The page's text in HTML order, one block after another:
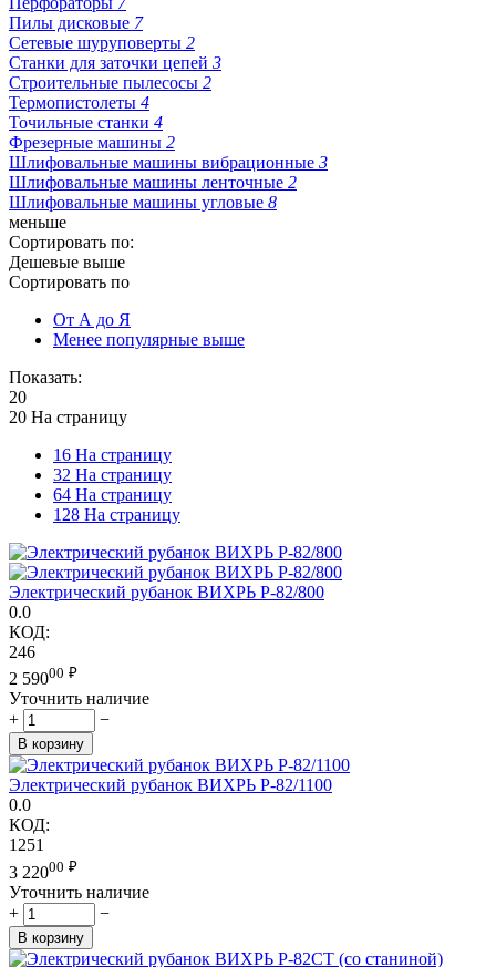
Пилы дисковые 7
Сетевые шуруповерты 2
Станки для заточки цепей 3
Строительные пылесосы 2
Термопистолеты 4
Точильные станки 4
Фрезерные машины 2
Шлифовальные машины вибрационные 3
Шлифовальные машины ленточные 2
Шлифовальные машины угловые 8
меньше
Сортировать по:
Дешевые выше
Сортировать по
От А до Я
Менее популярные выше
Показать:
20
20 На страницу
16 На страницу
32 На страницу
64 На страницу
128 На страницу
Электрический рубанок ВИХРЬ Р-82/800
0.0
КОД:
246
2 59000 ₽
Уточнить наличие
+
−
В корзину
Электрический рубанок ВИХРЬ Р-82/1100
0.0
КОД:
1251
3 22000 ₽
Уточнить наличие
+
−
В корзину